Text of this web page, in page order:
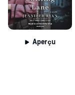
Aperçu